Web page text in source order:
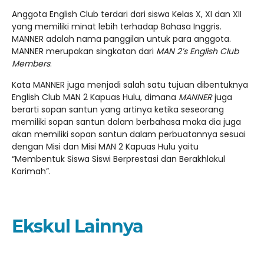
Anggota English Club terdari dari siswa Kelas X, XI dan XII
yang memiliki minat lebih terhadap Bahasa Inggris.
MANNER adalah nama panggilan untuk para anggota.
MANNER merupakan singkatan dari MAN 2’s English Club
Members.
Kata MANNER juga menjadi salah satu tujuan dibentuknya
English Club MAN 2 Kapuas Hulu, dimana MANNERjuga
berarti sopan santun yang artinya ketika seseorang
memiliki sopan santun dalam berbahasa maka dia juga
akan memiliki sopan santun dalam perbuatannya sesuai
dengan Misi dan Misi MAN 2 Kapuas Hulu yaitu
“Membentuk Siswa Siswi Berprestasi dan Berakhlakul
Karimah”.
Ekskul Lainnya